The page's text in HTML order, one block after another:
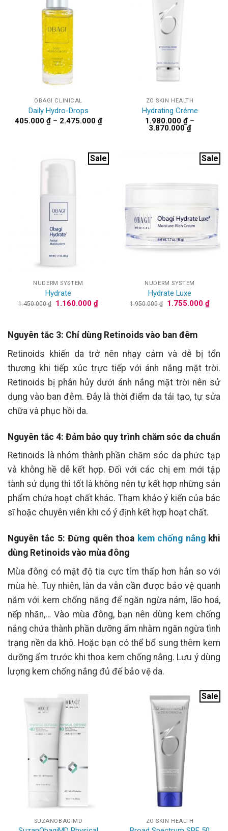
OBAGI CLINICAL
Daily Hydro-Drops
405.000 ₫ – 2.475.000 ₫Khoảng
giá:
2.475.000 ₫
ZO SKIN HEALTH
Hydrating Créme
1.980.000 ₫ –
3.870.000 ₫Khoảng
giá:
đến
3.870.000
Sale
NUDERM SYSTEM
Hydrate
1.450.000₫ Giá
1.160.000 ₫Giá
hiện
1.160.000 ₫.
Sale
NUDERM SYSTEM
Hydrate Luxe
1.950.000₫ Giá
1.755.000 ₫Giá
hiện
Nguyên tắc 3: Chỉ dùng Retinoids vào ban đêm
Retinoids khiến da trở nên nhạy cảm và dễ bị tổn
thương khi tiếp xúc trực tiếp với ánh nắng mặt trời.
Retinoids bị phân hủy dưới ánh nắng mặt trời nên sử
dụng vào ban đêm. Đây là thời điểm da tái tạo, tự sửa
chữa và phục hồi da.
Nguyên tắc 4: Đảm bảo quy trình chăm sóc da chuẩn
Retinoids là nhóm thành phần chăm sóc da phức tạp
và không hề dễ kết hợp. Đối với các chị em mới tập
tành sử dụng thì tốt là không nên tự kết hợp những sản
phẩm chứa hoạt chất khác. Tham khảo ý kiến của bác
sĩ hoặc chuyên viên khi có ý định kết hợp hoạt chất.
Nguyên tắc 5: Đừng quên thoa kem chống nắngkhi
dùng Retinoids vào mùa đông
Mùa đông có mật độ tia cực tím thấp hơn hẳn so với
mùa hè. Tuy nhiên, làn da vẫn cần được bảo vệ quanh
năm với kem chống nắng để ngăn ngừa nám, lão hoá,
nếp nhăn,… Vào mùa đông, bạn nên dùng kem chống
nắng chứa thành phần dưỡng ẩm nhằm ngăn ngừa tình
trạng nền da khô. Hoặc bạn có thể bổ sung thêm kem
dưỡng ẩm trước khi thoa kem chống nắng. Lưu ý dùng
lượng kem chống nắng đủ để bảo vệ da.
SUZANOBAGIMD
Sale
ZO SKIN HEALTH